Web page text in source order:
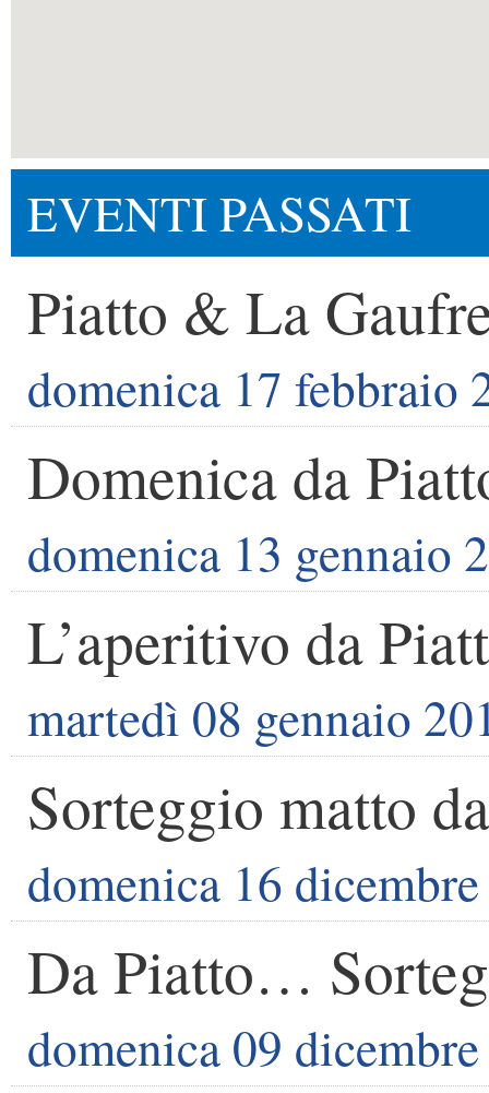
EVENTI PASSATI
Piatto & La
domenica 17 febbraio
Domenica da
domenica 13 gennaio
L’aperitivo da
martedì 08 gennaio
Sorteggio matto
domenica 16
Da Piatto…
domenica 09